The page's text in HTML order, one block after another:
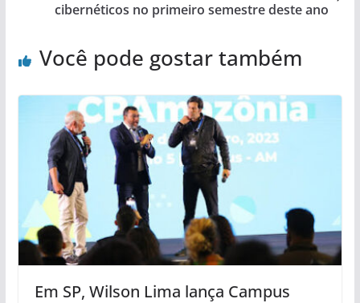
cibernéticos no primeiro semestre deste ano
Você pode gostar também
Em SP, Wilson Lima lança Campus